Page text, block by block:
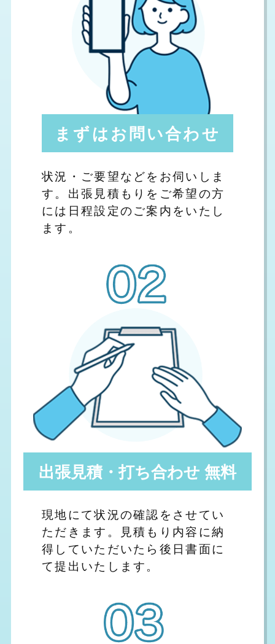
まずはお問い合わせ
状況・ご要望などをお伺いしま
す。出張見積もりをご希望の方
には日程設定のご案内をいたし
ます。
出張見積・打ち合わせ 無料
現地にて状況の確認をさせてい
ただきます。見積もり内容に納
得していただいたら後日書面に
て提出いたします。